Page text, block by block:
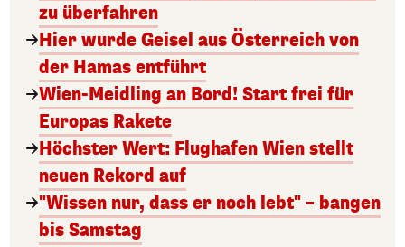
zu überfahren
Hier wurde Geisel aus Österreich von
der Hamas entführt
Wien-Meidling an Bord! Start frei für
Europas Rakete
Höchster Wert: Flughafen Wien stellt
neuen Rekord auf
"Wissen nur, dass er noch lebt" – bangen
bis Samstag